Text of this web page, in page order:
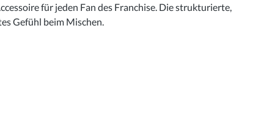
für jeden Fan des Franchise. Die strukturierte,
Gefühl beim Mischen.